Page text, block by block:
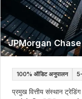
JPMorgan Chase
100% ऑडिट अनुपालन
प्रमुख वित्तीय संस्थान